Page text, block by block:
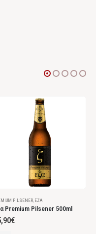
PILSENER ΈΖΑ
Premium Pilsener 500ml
€